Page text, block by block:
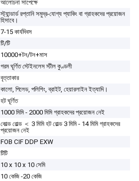
আলোচনা সাপেক্ষে
স্ট্যান্ডার্ড রপ্তানি সমুদ্র-যোগ্য প্যাকিং বা গ্রাহকদের প্রয়োজন
হিসাবে।
7-15 কার্যদিবস
টি/টি
10000+টন/টন+মাস
গরম ঘূর্ণিত স্টেইনলেস স্টীল কুণ্ডলী
বৃত্তাকার
কালো, পিলেড, পলিশিং, ব্রাইট, হেয়ারলাইন ইত্যাদি।
হট ঘূর্ণিত
1000 মিমি - 2000 মিমি গ্রাহকদের প্রয়োজন নেই
কোল্ড রোল্ড ＜ 3 মিমি হট রোল্ড 3 মিমি - 14 মিমি গ্রাহকদের
প্রয়োজন নেই
FOB CIF DDP EXW
টিটি
10 x 10 x 10 সেমি
10 কেজি -20 কেজি